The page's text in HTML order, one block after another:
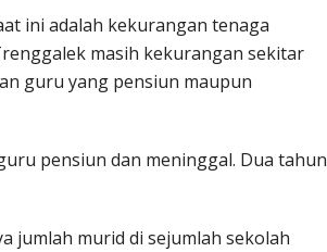
ini adalah kekurangan tenaga
masih kekurangan sekitar
guru yang pensiun maupun
pensiun dan meninggal. Dua tahun
jumlah murid di sejumlah sekolah